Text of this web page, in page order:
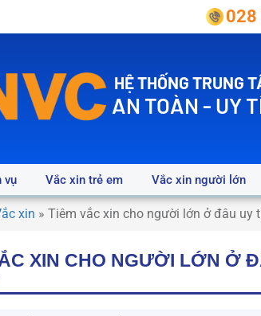
028
HỆ THỐNG TRUNG
AN TOÀN - UY
vụ Vắc xin trẻ em Vắc xin người lớn
xin » Tiêm vắc xin cho người lớn ở đâu uy
XIN CHO NGƯỜI LỚN Ở